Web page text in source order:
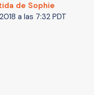
de Sophie
a las 7:32 PDT